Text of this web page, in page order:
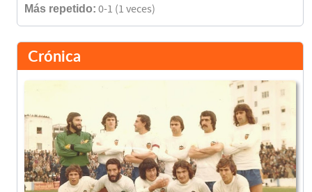
Más repetido: 0-1 (1 veces)
Crónica